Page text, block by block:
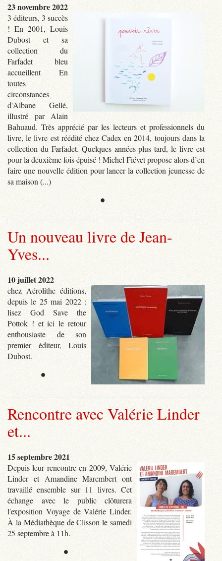
23 novembre 2022
3 éditeurs, 3 succès
! En 2001, Louis
Dubost et sa
collection du
Farfadet bleu
accueillent En
toutes
circonstances
d'Albane Gellé,
illustré par Alain
Bahuaud. Très apprécié par les lecteurs et professionnels du
livre, le livre est réédité chez Cadex en 2014, toujours dans la
collection du Farfadet. Quelques années plus tard, le livre est
pour la deuxième fois épuisé ! Michel Fiévet propose alors d’en
faire une nouvelle édition pour lancer la collection jeunesse de
sa maison (...)
•
Un nouveau livre de Jean-
Yves...
10 juillet 2022
chez Aérolithe éditions,
depuis le 25 mai 2022 :
lisez God Save the
Pottok ! et ici le retour
enthousiaste de son
premier éditeur, Louis
Dubost.
•
Rencontre avec Valérie Linder
et...
15 septembre 2021
Depuis leur rencontre en 2009, Valérie
Linder et Amandine Marembert ont
travaillé ensemble sur 11 livres. Cet
échange avec le public clôturera
l'exposition Voyage de Valérie Linder.
À la Médiathèque de Clisson le samedi
25 septembre à 11h.
•